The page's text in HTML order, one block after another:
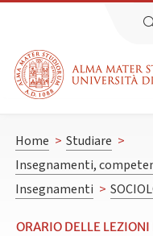
Home > Studiare >
Insegnamenti,
Insegnamenti >
ORARIO DELLE LEZIONI